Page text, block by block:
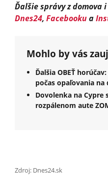
Ďalšie správy z domova
Dnes24, Facebookua
Mohlo by vás
Ďalšia OBEŤ
počas opaľovania na
Dovolenka na Cypre
rozpálenom aute
Zdroj: Dnes24.sk